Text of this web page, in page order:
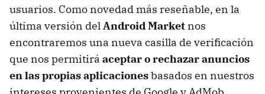
usuarios. Como novedad más reseñable, en la
última versión delAndroid Market nos
encontraremos una nueva casilla de verificación
que nos permitirá aceptar o rechazar anuncios
en las propias aplicacionesbasados en nuestros